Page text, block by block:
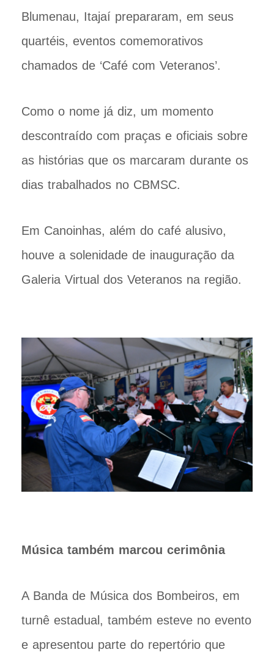
Blumenau, Itajaí prepararam, em seus
quartéis, eventos comemorativos
chamados de ‘Café com Veteranos’.
Como o nome já diz, um momento
descontraído com praças e oficiais sobre
as histórias que os marcaram durante os
dias trabalhados no CBMSC.
Em Canoinhas, além do café alusivo,
houve a solenidade de inauguração da
Galeria Virtual dos Veteranos na região.
Música também marcou cerimônia
A Banda de Música dos Bombeiros, em
turnê estadual, também esteve no evento
e apresentou parte do repertório que